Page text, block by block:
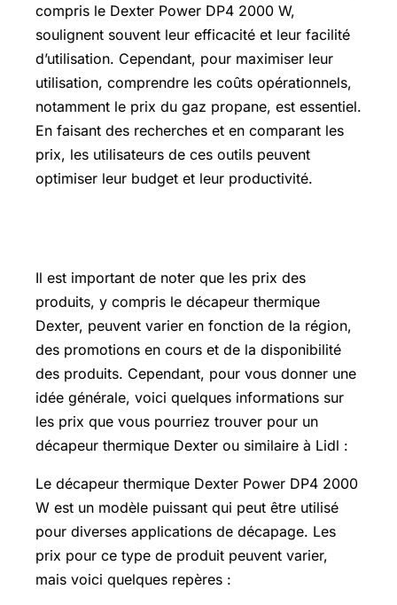
compris le Dexter Power DP4 2000 W,
soulignent souvent leur efficacité et leur facilité
d’utilisation. Cependant, pour maximiser leur
utilisation, comprendre les coûts opérationnels,
notamment le prix du gaz propane, est essentiel.
En faisant des recherches et en comparant les
prix, les utilisateurs de ces outils peuvent
optimiser leur budget et leur productivité.
Il est important de noter que les prix des
produits, y compris le décapeur thermique
Dexter, peuvent varier en fonction de la région,
des promotions en cours et de la disponibilité
des produits. Cependant, pour vous donner une
idée générale, voici quelques informations sur
les prix que vous pourriez trouver pour un
décapeur thermique Dexter ou similaire à Lidl :
Le décapeur thermique Dexter Power DP4 2000
W est un modèle puissant qui peut être utilisé
pour diverses applications de décapage. Les
prix pour ce type de produit peuvent varier,
mais voici quelques repères :